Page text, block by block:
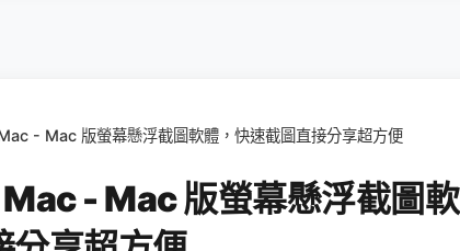
- Mac 版螢幕懸浮截圖軟體，快速截圖直接分享超方便
- Mac 版螢幕懸浮截圖軟